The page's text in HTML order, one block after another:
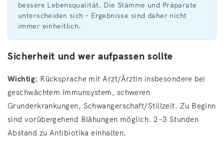
bessere Lebensqualität. Die Stämme und Präparate
unterscheiden sich – Ergebnisse sind daher nicht
immer einheitlich.
Sicherheit und wer aufpassen sollte
Wichtig: Rücksprache mit Arzt/Ärztin insbesondere bei
geschwächtem Immunsystem, schweren
Grunderkrankungen, Schwangerschaft/Stillzeit. Zu Beginn
sind vorübergehend Blähungen möglich. 2–3 Stunden
Abstand zu Antibiotika einhalten.